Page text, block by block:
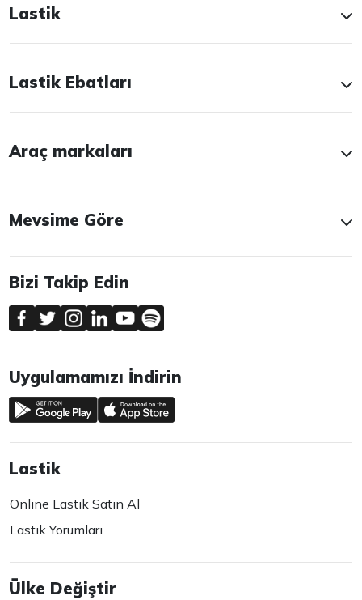
Lastik
Lastik Ebatları
Araç markaları
Mevsime Göre
Bizi Takip Edin
Uygulamamızı İndirin
Lastik
Online Lastik Satın Al
Lastik Yorumları
Ülke Değiştir